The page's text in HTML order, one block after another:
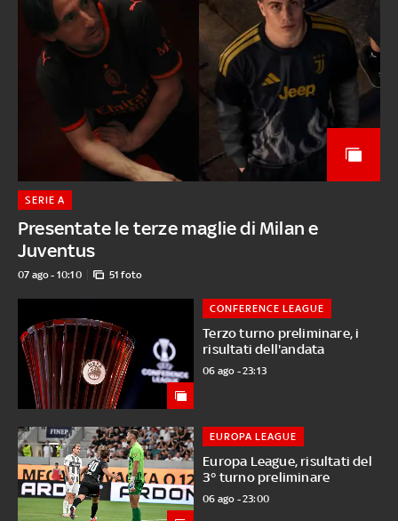
Presentate le terze maglie di Milan e
Juventus
SERIE A
07 ago - 10:10 51 foto
Terzo turno preliminare, i
risultati dell'andata
CONFERENCE LEAGUE
06 ago - 23:13
Europa League, risultati del
3° turno preliminare
EUROPA LEAGUE
06 ago - 23:00